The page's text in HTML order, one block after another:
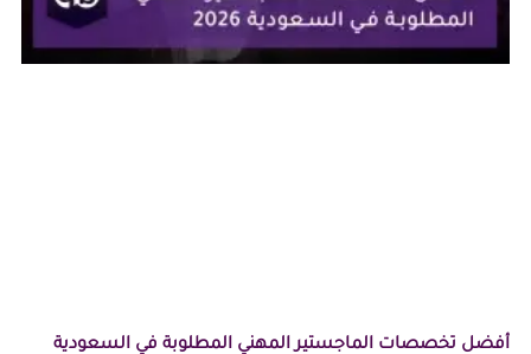
أفضل تخصصات الماجستير المهني المطلوبة في السعودية